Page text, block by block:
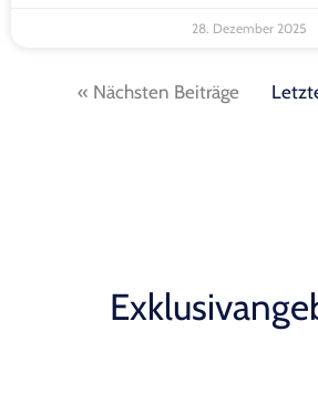
28. Dezember 2025
« Nächsten Beiträge